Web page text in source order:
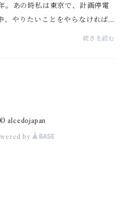
。あの時私は東京で、計画停電
、やりたいことをやらなければ
ぐに夢に向けて転職を決意、輸
続きを読む
© alcedojapan
by